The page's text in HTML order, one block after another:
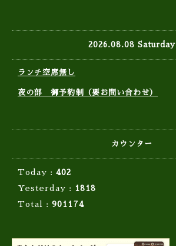
2026.08.08 Saturday
ランチ空席無し
夜の部 御予約制（要お問い合わせ）
カウンター
Today : 402
Yesterday :
1818
Total : 901174